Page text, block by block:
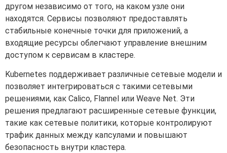
другом независимо от того, на каком узле они
находятся. Сервисы позволяют предоставлять
стабильные конечные точки для приложений, а
входящие ресурсы облегчают управление внешним
доступом к сервисам в кластере.
Kubernetes поддерживает различные сетевые модели и
позволяет интегрироваться с такими сетевыми
решениями, как Calico, Flannel или Weave Net. Эти
решения предлагают расширенные сетевые функции,
такие как сетевые политики, которые контролируют
трафик данных между капсулами и повышают
безопасность внутри кластера.